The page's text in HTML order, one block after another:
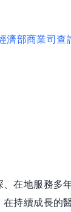
濟部商業司查
在地服務多
持續成長的